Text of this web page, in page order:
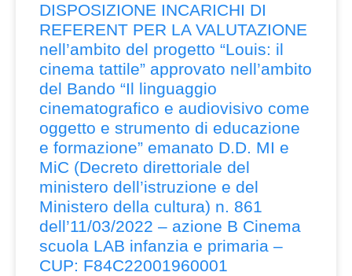
DISPOSIZIONE INCARICHI DI
REFERENT PER LA VALUTAZIONE
nell’ambito del progetto “Louis: il
cinema tattile” approvato nell’ambito
del Bando “Il linguaggio
cinematografico e audiovisivo come
oggetto e strumento di educazione
e formazione” emanato D.D. MI e
MiC (Decreto direttoriale del
ministero dell’istruzione e del
Ministero della cultura) n. 861
dell’11/03/2022 – azione B Cinema
scuola LAB infanzia e primaria –
CUP: F84C22001960001